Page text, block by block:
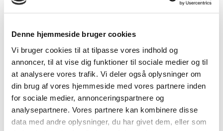
Denne hjemmeside bruger cookies
Vi bruger cookies til at tilpasse vores indhold og
annoncer, til at vise dig funktioner til sociale medier og til
at analysere vores trafik. Vi deler også oplysninger om
din brug af vores hjemmeside med vores partnere inden
for sociale medier, annonceringspartnere og
analysepartnere. Vores partnere kan kombinere disse
data med andre oplysninger, du har givet dem, eller som
Arne Moesgaard beskrives som hjertevarm,
jysk humor, og han sætter en dyd i at gå til opgaven
med lige dele fokus på en sportslig- og en
menneskelig udvikling.
– Jeg træner de unge mennesker helt fra miniton til
senior, så jeg følger dem og deres udvikling, når
jeg følger dem gennem alle årgange, så bliver der
en rød tråd gennem det hele, de bliver vante med,